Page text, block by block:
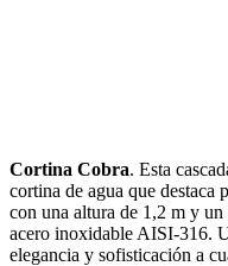
Cortina Cobra. Esta
cortina de agua que destaca
con una altura de 1,2 m y
acero inoxidable AISI-316.
elegancia y sofisticación a